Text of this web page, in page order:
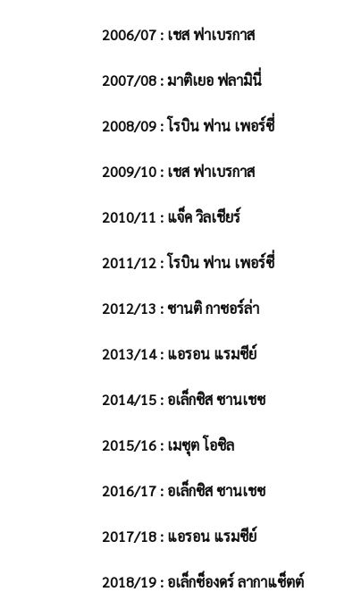
2006/07 : เชส ฟาเบรกาส
2007/08 : มาติเยอ ฟลามินี่
2008/09 : โรบิน ฟาน เพอร์ซี่
2009/10 : เชส ฟาเบรกาส
2010/11 : แจ็ค วิลเชียร์
2011/12 : โรบิน ฟาน เพอร์ซี่
2012/13 : ซานติ กาซอร์ล่า
2013/14 : แอรอน แรมซีย์
2014/15 : อเล็กซิส ซานเชซ
2015/16 : เมซุต โอซิล
2016/17 : อเล็กซิส ซานเชซ
2017/18 : แอรอน แรมซีย์
2018/19 : อเล็กซ็องดร์ ลากาแซ็ตต์